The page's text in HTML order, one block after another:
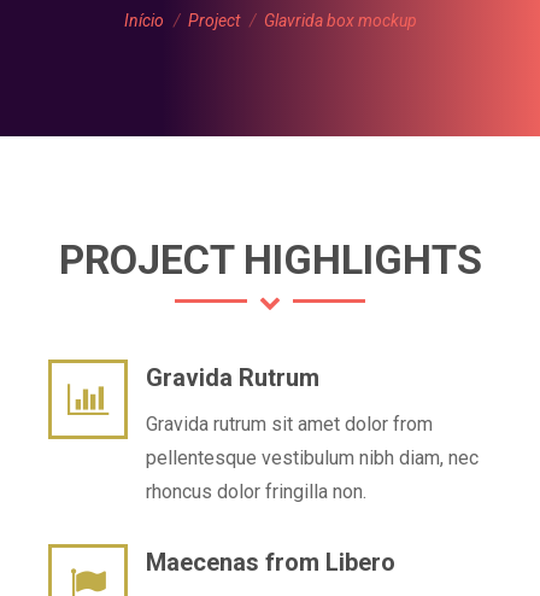
Você está aqui:
Início Project Glavrida box mockup
PROJECT HIGHLIGHTS
Gravida Rutrum
Gravida rutrum sit amet dolor from
pellentesque vestibulum nibh diam, nec
rhoncus dolor fringilla non.
Maecenas from Libero